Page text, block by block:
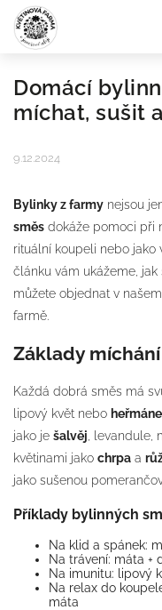
Domácí
míchat, sušit
9.12.2024
Bylinky z farmy nejsou
směs dokáže pomoci při
rituální koupeli nebo
článku vám ukážeme, jak
můžete objednat v
farmě.
Základy
Každá dobrá směs má
lipový květ nebo
jako je šalvěj , levandule,
květinami jako chrpa a
jako sušenou
Příklady bylinných
Na klid a spánek:
Na trávení: máta +
Na imunitu: lipový
Na relax do
máta